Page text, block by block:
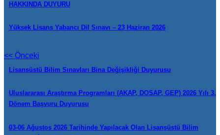
HAKKINDA DUYURU
Yüksek Lisans Yabancı Dil Sınavı – 23 Haziran 2026
<< Önceki
Lisansüstü Bilim Sınavları Bina Değişikliği Duyurusu
Uluslararası Araştırma Programları (AKAP, DOSAP, GEP) 2026 Yılı 3.
Dönem Başvuru Duyurusu
03-06 Ağustos 2026 Tarihinde Yapılacak Olan Lisansüstü Bilim